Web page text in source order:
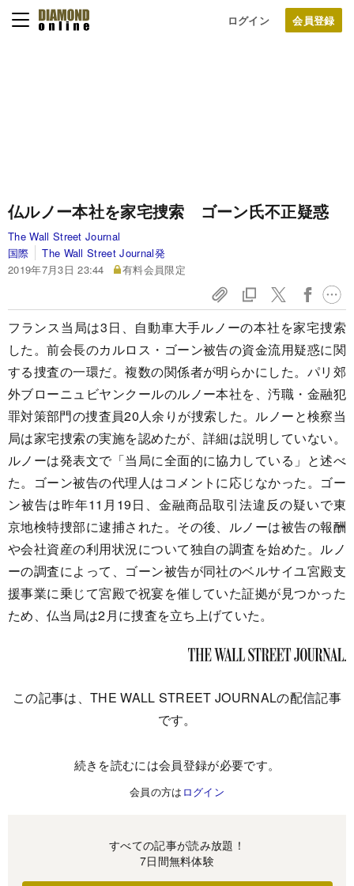
ログイン
仏ルノー本社を家宅捜索 ゴーン氏不正疑惑
The Wall Street Journal
国際
The Wall Street Journal発
2019年7月3日 23:44
有料会員限定
フランス当局は3日、自動車大手ルノーの本社を家宅捜索
した。前会長のカルロス・ゴーン被告の資金流用疑惑に関
する捜査の一環だ。複数の関係者が明らかにした。パリ郊
外ブローニュビヤンクールのルノー本社を、汚職・金融犯
罪対策部門の捜査員20人余りが捜索した。ルノーと検察当
局は家宅捜索の実施を認めたが、詳細は説明していない。
ルノーは発表文で「当局に全面的に協力している」と述べ
た。ゴーン被告の代理人はコメントに応じなかった。ゴー
ン被告は昨年11月19日、金融商品取引法違反の疑いで東
京地検特捜部に逮捕された。その後、ルノーは被告の報酬
や会社資産の利用状況について独自の調査を始めた。ルノ
ーの調査によって、ゴーン被告が同社のベルサイユ宮殿支
援事業に乗じて宮殿で祝宴を催していた証拠が見つかった
ため、仏当局は2月に捜査を立ち上げていた。
この記事は、THE WALL STREET JOURNALの配信記事
です。
続きを読むには会員登録が必要です。
会員の方は ログイン
すべての記事が読み放題！
7日間無料体験